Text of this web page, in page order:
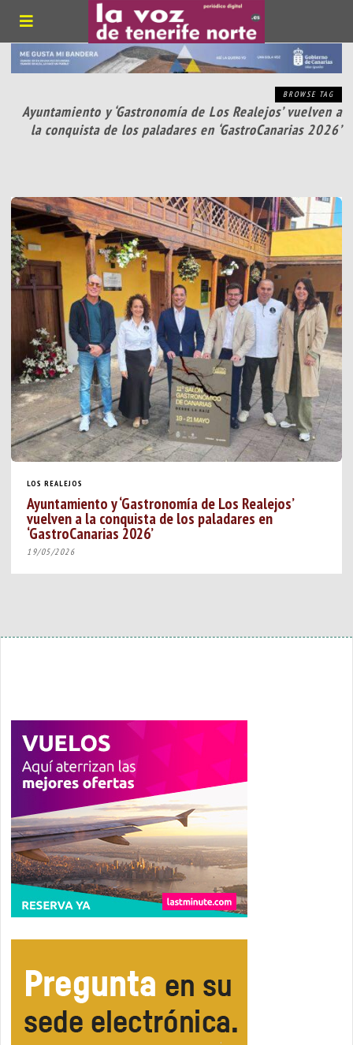
BROWSE TAG
Ayuntamiento y ‘Gastronomía de Los Realejos’ vuelven a
la conquista de los paladares en ‘GastroCanarias 2026’
LOS REALEJOS
Ayuntamiento y ‘Gastronomía de Los Realejos’
vuelven a la conquista de los paladares en
‘GastroCanarias 2026’
19/05/2026